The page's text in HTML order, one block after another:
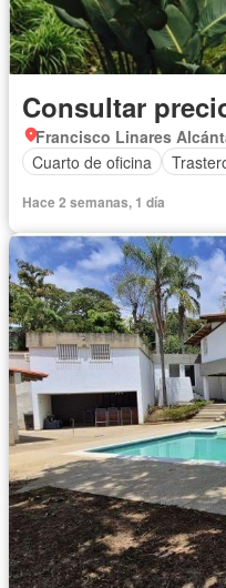
Consultar
Francisco Linares
Cuarto de oficina
Hace 2 semanas, 1 día